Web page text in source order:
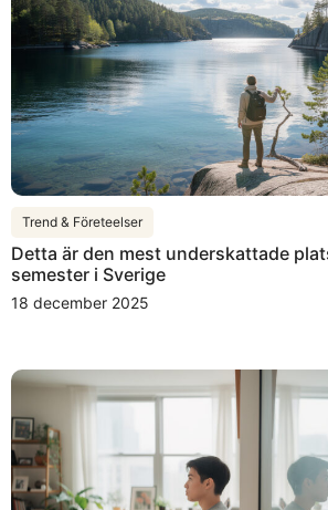
Trend & Företeelser
Detta är den mest underskattade
semester i Sverige
18 december 2025